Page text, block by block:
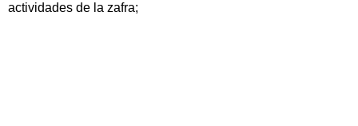
actividades de la zafra;